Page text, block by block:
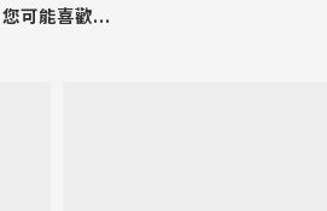
您可能喜歡...